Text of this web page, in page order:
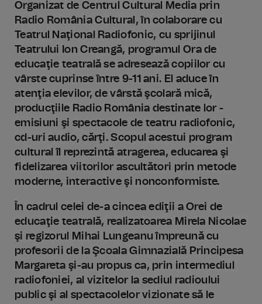
Organizat de Centrul Cultural Media prin
Radio România Cultural, în colaborare cu
Teatrul Naţional Radiofonic, cu sprijinul
Teatrului Ion Creangă, programul Ora de
educaţie teatrală se adresează copiilor cu
vârste cuprinse între 9-11 ani. El aduce în
atenţia elevilor, de vârstă şcolară mică,
producţiile Radio România destinate lor -
emisiuni şi spectacole de teatru radiofonic,
cd-uri audio, cărţi. Scopul acestui program
cultural îl reprezintă atragerea, educarea şi
fidelizarea viitorilor ascultători prin metode
moderne, interactive şi nonconformiste.
În cadrul celei de-a cincea ediţii a Orei de
educaţie teatrală, realizatoarea Mirela Nicolae
şi regizorul Mihai Lungeanu împreună cu
profesorii de la Şcoala Gimnazială Principesa
Margareta şi-au propus ca, prin intermediul
radiofoniei, al vizitelor la sediul radioului
public şi al spectacolelor vizionate să le